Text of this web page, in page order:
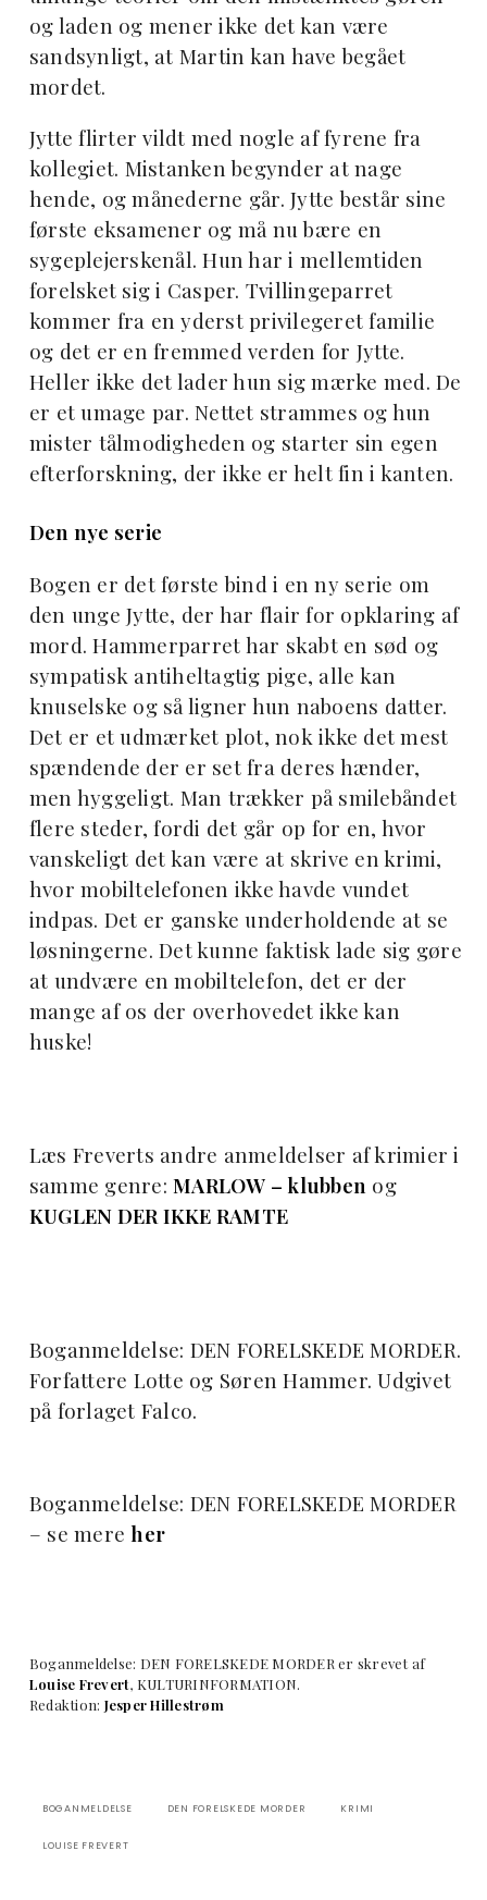
og laden og mener ikke det kan være
sandsynligt, at Martin kan have begået
mordet.
Jytte flirter vildt med nogle af fyrene fra
kollegiet. Mistanken begynder at nage
hende, og månederne går. Jytte består sine
første eksamener og må nu bære en
sygeplejerskenål. Hun har i mellemtiden
forelsket sig i Casper. Tvillingeparret
kommer fra en yderst privilegeret familie
og det er en fremmed verden for Jytte.
Heller ikke det lader hun sig mærke med. De
er et umage par. Nettet strammes og hun
mister tålmodigheden og starter sin egen
efterforskning, der ikke er helt fin i kanten.
Den nye serie
Bogen er det første bind i en ny serie om
den unge Jytte, der har flair for opklaring af
mord. Hammerparret har skabt en sød og
sympatisk antiheltagtig pige, alle kan
knuselske og så ligner hun naboens datter.
Det er et udmærket plot, nok ikke det mest
spændende der er set fra deres hænder,
men hyggeligt. Man trækker på smilebåndet
flere steder, fordi det går op for en, hvor
vanskeligt det kan være at skrive en krimi,
hvor mobiltelefonen ikke havde vundet
indpas. Det er ganske underholdende at se
løsningerne. Det kunne faktisk lade sig gøre
at undvære en mobiltelefon, det er der
mange af os der overhovedet ikke kan
huske!
Læs Freverts andre anmeldelser af krimier i
samme genre:MARLOW – klubben og
KUGLEN DER IKKE RAMTE
Boganmeldelse: DEN FORELSKEDE MORDER.
Forfattere Lotte og Søren Hammer. Udgivet
på forlaget Falco.
Boganmeldelse: DEN FORELSKEDE MORDER
– se mereher
Boganmeldelse: DEN FORELSKEDE MORDER er skrevet af
Louise Frevert, KULTURINFORMATION.
Redaktion: Jesper Hillestrøm
BOGANMELDELSE DEN FORELSKEDE MORDER KRIMI
LOUISE FREVERT